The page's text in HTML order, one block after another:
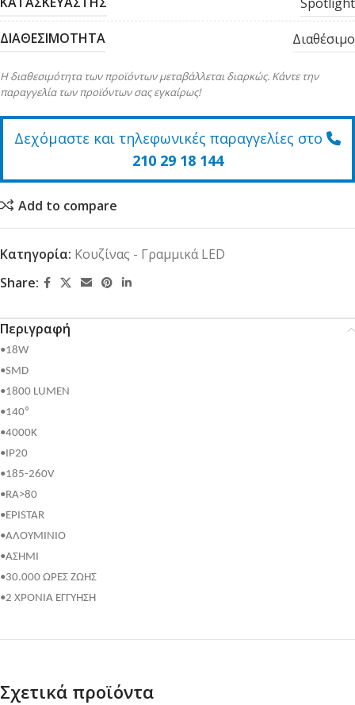
ΔΙΑΘΕΣΙΜΟΤΗΤΑ Διαθέσιμο
Η διαθεσιμότητα των προϊόντων μεταβάλλεται διαρκώς. Κάντε την
παραγγελία των προϊόντων σας εγκαίρως!
Δεχόμαστε και τηλεφωνικές παραγγελίες στο
210 29 18 144
Add to compare
Κατηγορία: Κουζίνας - Γραμμικά LED
Share:
Περιγραφή
•18W
•SMD
•1800 LUMEN
•140⁰
•4000K
•IP20
•185-260V
•RA>80
•EPISTAR
•ΑΛΟΥΜΙΝΙΟ
•ΑΣΗΜΙ
•30.000 ΩΡΕΣ ΖΩΗΣ
•2 ΧΡΟΝΙΑ ΕΓΓΥΗΣΗ
Σχετικά προϊόντα